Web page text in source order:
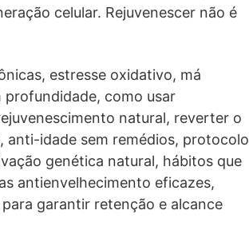
celular. Rejuvenescer não é
estresse oxidativo, má
profundidade, como usar
natural, reverter o
anti-idade sem remédios, protocolo
genética natural, hábitos que
antienvelhecimento eficazes,
garantir retenção e alcance